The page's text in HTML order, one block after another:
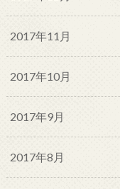
2017年11月
2017年10月
2017年9月
2017年8月